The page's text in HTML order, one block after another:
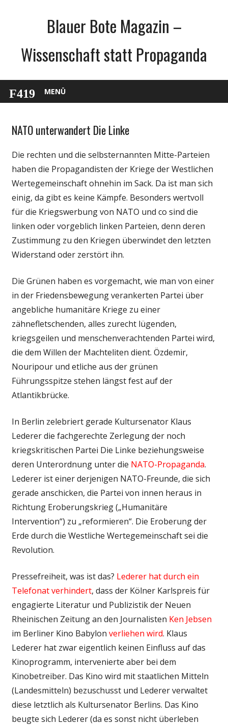
Blauer Bote Magazin –
Wissenschaft statt Propaganda
MENÜ
Gesellschaft
Politik
Wissenschaft
NATO unterwandert Die Linke
Die rechten und die selbsternannten Mitte-Parteien
haben die Propagandisten der Kriege der Westlichen
Wertegemeinschaft ohnehin im Sack. Da ist man sich
einig, da gibt es keine Kämpfe. Besonders wertvoll
für die Kriegswerbung von NATO und co sind die
linken oder vorgeblich linken Parteien, denn deren
Zustimmung zu den Kriegen überwindet den letzten
Widerstand oder zerstört ihn.
Die Grünen haben es vorgemacht, wie man von einer
in der Friedensbewegung verankerten Partei über
angebliche humanitäre Kriege zu einer
zähnefletschenden, alles zurecht lügenden,
kriegsgeilen und menschenverachtenden Partei wird,
die dem Willen der Machteliten dient. Özdemir,
Nouripour und etliche aus der grünen
Führungsspitze stehen längst fest auf der
Atlantikbrücke.
In Berlin zelebriert gerade Kultursenator Klaus
Lederer die fachgerechte Zerlegung der noch
kriegskritischen Partei Die Linke beziehungsweise
deren Unterordnung unter die NATO-Propaganda.
Lederer ist einer derjenigen NATO-Freunde, die sich
gerade anschicken, die Partei von innen heraus in
Richtung Eroberungskrieg („Humanitäre
Intervention“) zu „reformieren“. Die Eroberung der
Erde durch die Westliche Wertegemeinschaft sei die
Revolution.
Pressefreiheit, was ist das? Lederer hat durch ein
Telefonat verhindert, dass der Kölner Karlspreis für
engagierte Literatur und Publizistik der Neuen
Rheinischen Zeitung an den Journalisten Ken Jebsen
im Berliner Kino Babylon verliehen wird. Klaus
Lederer hat zwar eigentlich keinen Einfluss auf das
Kinoprogramm, intervenierte aber bei dem
Kinobetreiber. Das Kino wird mit staatlichen Mitteln
(Landesmitteln) bezuschusst und Lederer verwaltet
diese letztlich als Kultursenator Berlins. Das Kino
beugte sich Lederer (da es sonst nicht überleben